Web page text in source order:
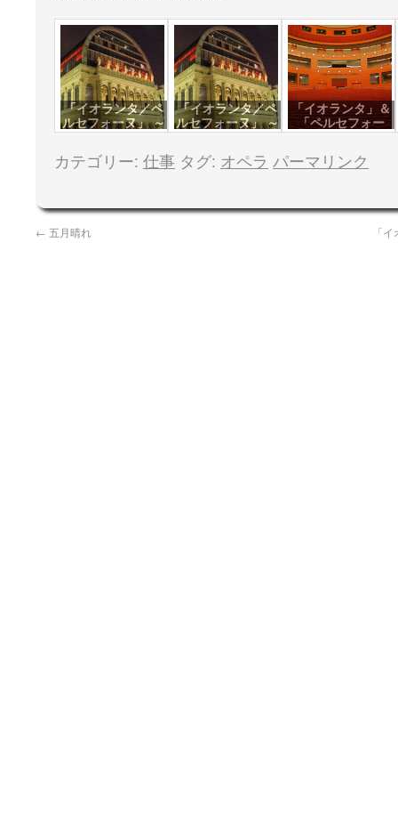
「イオランタ／ペ
ルセフォーヌ」 ～
最終公演
「イオランタ／ペ
ルセフォーヌ」 ～
G.P.
「イオランタ」＆
「ペルセフォー
ヌ」 ～ 初日
カテゴリー: 仕事 タグ: オペラ パーマリンク
← 五月晴れ 「